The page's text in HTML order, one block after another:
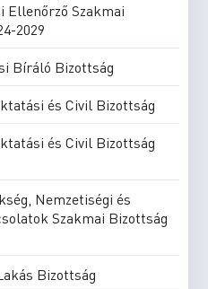
Ellenőrző Szakmai
2029
Bíráló Bizottság
és Civil Bizottság
és Civil Bizottság
Nemzetiségi és
Szakmai Bizottság
Bizottság